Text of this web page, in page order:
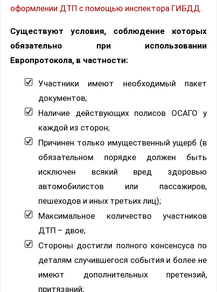
оформлении ДТП с помощью инспектора ГИБДД.
Существуют условия, соблюдение которых
обязательно при использовании
Европротокола, в частности:
Участники имеют необходимый пакет
документов;
Наличие действующих полисов ОСАГО у
каждой из сторон;
Причинен только имущественный ущерб (в
обязательном порядке должен быть
исключен всякий вред здоровью
автомобилистов или пассажиров,
пешеходов и иных третьих лиц);
Максимальное количество участников
ДТП – двое;
Стороны достигли полного консенсуса по
деталям случившегося события и более не
имеют дополнительных претензий,
притязаний;